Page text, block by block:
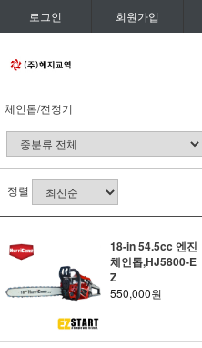
로그인 회원가입
체인톱/전정기
정렬
18-in 54.5cc 엔진
체인톱,HJ5800-E
Z
550,000원